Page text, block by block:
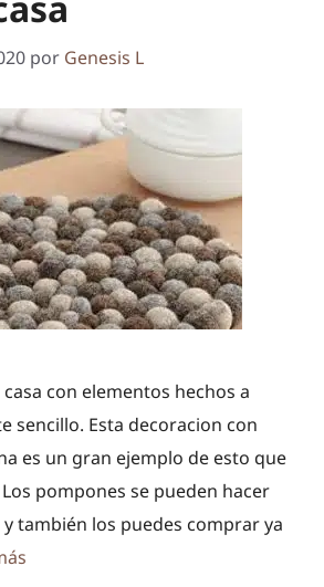
por Genesis L
con elementos hechos a
sencillo. Esta decoracion con
es un gran ejemplo de esto que
pompones se pueden hacer
también los puedes comprar ya